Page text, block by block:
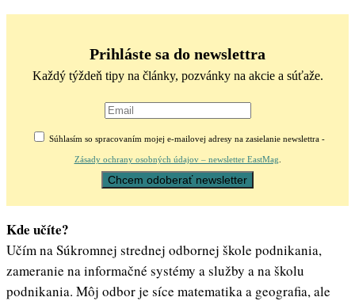
Prihláste sa do newslettra
Každý týždeň tipy na články, pozvánky na akcie a súťaže.
Súhlasím so spracovaním mojej e-mailovej adresy na zasielanie newslettra -
Zásady ochrany osobných údajov – newsletter EastMag
Kde učíte?
Učím na Súkromnej strednej odbornej škole podnikania,
zameranie na informačné systémy a služby a na školu
podnikania. Môj odbor je síce matematika a geografia, ale